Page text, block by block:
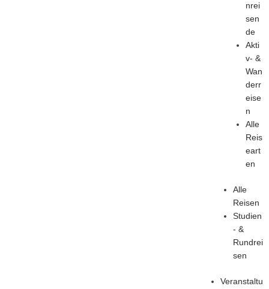
nrei
sen
de
Akti
v- &
Wan
derr
eise
n
Alle
Reis
eart
en
Alle
Reisen
Studien
- &
Rundrei
sen
Veranstaltu